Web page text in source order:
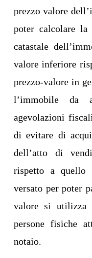
prezzo valore
poter calcolare
catastale
valore inferiore
prezzo-valore in
l’immobile da
agevolazioni
di evitare di
dell’atto di
rispetto a quello
versato per poter
valore si utilizza
persone fisiche
notaio.